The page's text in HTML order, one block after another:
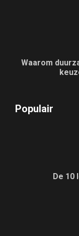
Waarom
Populair
De 10